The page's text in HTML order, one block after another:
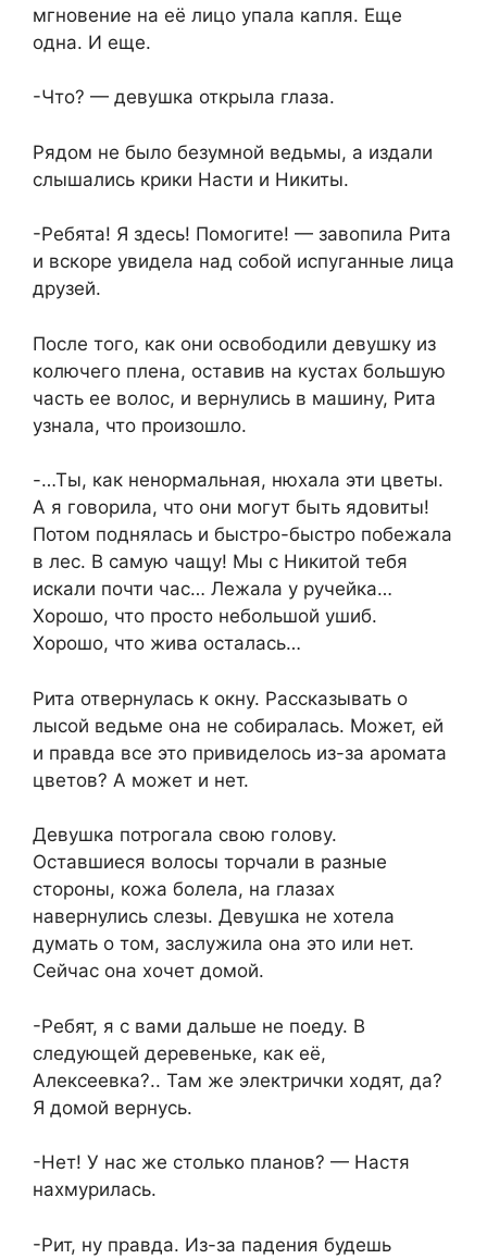
мгновение на её лицо упала капля. Еще
одна. И еще.
-Что? — девушка открыла глаза.
Рядом не было безумной ведьмы, а издали
слышались крики Насти и Никиты.
-Ребята! Я здесь! Помогите! — завопила Рита
и вскоре увидела над собой испуганные лица
друзей.
После того, как они освободили девушку из
колючего плена, оставив на кустах большую
часть ее волос, и вернулись в машину, Рита
узнала, что произошло.
-…Ты, как ненормальная, нюхала эти цветы.
А я говорила, что они могут быть ядовиты!
Потом поднялась и быстро-быстро побежала
в лес. В самую чащу! Мы с Никитой тебя
искали почти час… Лежала у ручейка…
Хорошо, что просто небольшой ушиб.
Хорошо, что жива осталась…
Рита отвернулась к окну. Рассказывать о
лысой ведьме она не собиралась. Может, ей
и правда все это привиделось из-за аромата
цветов? А может и нет.
Девушка потрогала свою голову.
Оставшиеся волосы торчали в разные
стороны, кожа болела, на глазах
навернулись слезы. Девушка не хотела
думать о том, заслужила она это или нет.
Сейчас она хочет домой.
-Ребят, я с вами дальше не поеду. В
следующей деревеньке, как её,
Алексеевка?.. Там же электрички ходят, да?
Я домой вернусь.
-Нет! У нас же столько планов? — Настя
нахмурилась.
-Рит, ну правда. Из-за падения будешь